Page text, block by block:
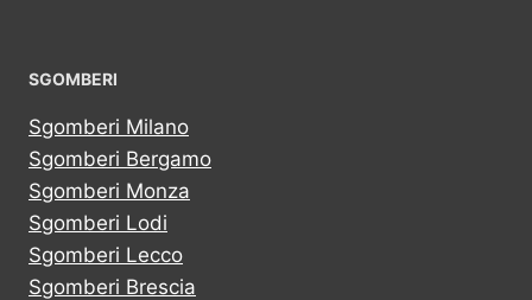
SGOMBERI
Sgomberi Milano
Sgomberi Bergamo
Sgomberi Monza
Sgomberi Lodi
Sgomberi Lecco
Sgomberi Brescia